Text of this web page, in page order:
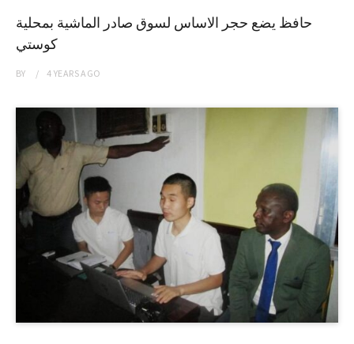
حافظ يضع حجر الاساس لسوق صادر الماشية بمحلية
كوستي
BY 4 YEARSAGO